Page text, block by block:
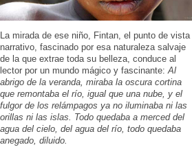
La mirada de ese niño, Fintan, el punto de vista
narrativo, fascinado por esa naturaleza salvaje
de la que extrae toda su belleza, conduce al
lector por un mundo mágico y fascinante:Al
abrigo de la veranda, miraba la oscura cortina
que remontaba el río, igual que una nube, y el
fulgor de los relámpagos ya no iluminaba ni las
orillas ni las islas. Todo quedaba a merced del
agua del cielo, del agua del río, todo quedaba
anegado, diluido.